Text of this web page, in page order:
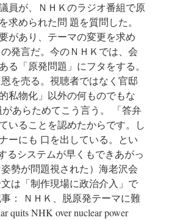
長
官
via
ロ
イ
タ
ー
子
解
析
原
因
解
明
へ
福
島
医
大
via
東
京
新
聞
員が、ＮＨＫのラジオ番組で原
められた問 題を質問した。
があり、テーマの変更を求め
発言だ。今のＮＨＫでは、会
「原発問題」にフタをする。
を売る。視聴者ではなく官邸
私物化」以外の何ものでもな
あらためてこう言う。 「答弁
いることを認めたからです。し
ーにも 口を出している。とい
るシステムが早くもできあがっ
勢が問題視された）海老沢会
は「制作現場に政治介入」で
： ＮＨＫ、脱原発テーマに難
NHK over nuclear power